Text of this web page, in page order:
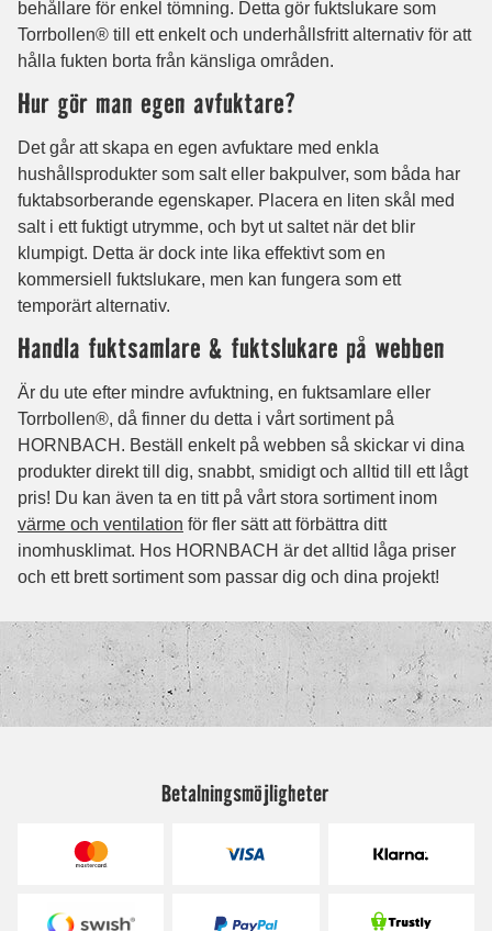
Betalningsmöjligheter